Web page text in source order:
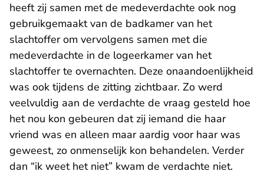
heeft zij samen met de medeverdachte ook nog
gebruikgemaakt van de badkamer van het
slachtoffer om vervolgens samen met die
medeverdachte in de logeerkamer van het
slachtoffer te overnachten. Deze onaandoenlijkheid
was ook tijdens de zitting zichtbaar. Zo werd
veelvuldig aan de verdachte de vraag gesteld hoe
het nou kon gebeuren dat zij iemand die haar
vriend was en alleen maar aardig voor haar was
geweest, zo onmenselijk kon behandelen. Verder
dan “ik weet het niet” kwam de verdachte niet.